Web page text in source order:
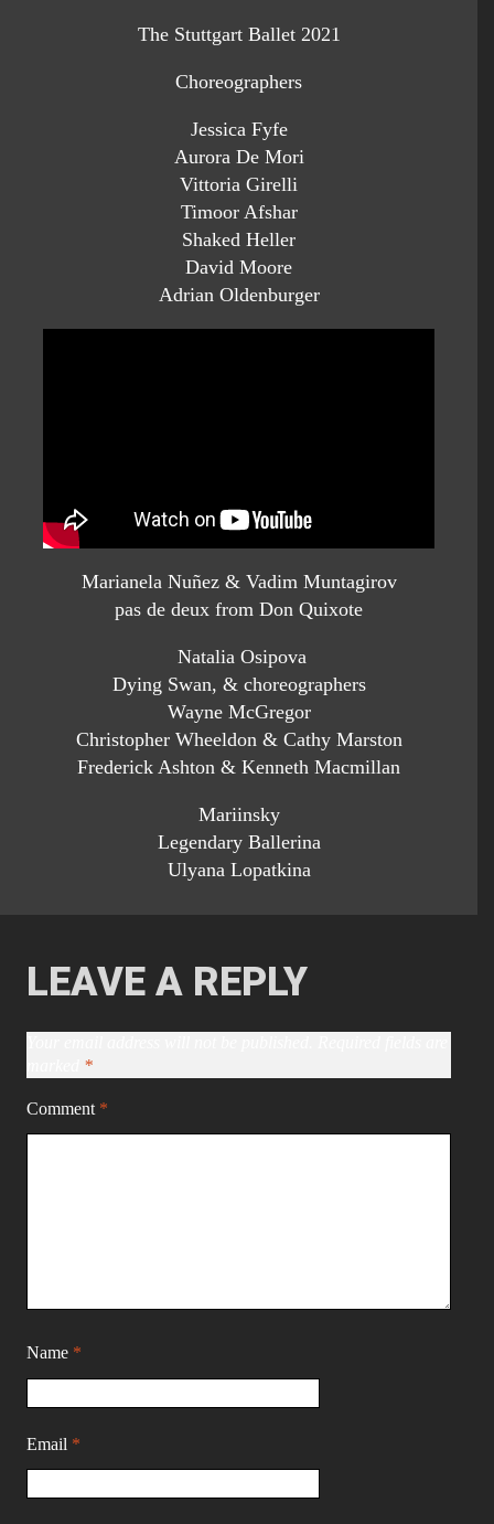
The Stuttgart Ballet 2021
Choreographers
Jessica Fyfe
Aurora De Mori
Vittoria Girelli
Timoor Afshar
Shaked Heller
David Moore
Adrian Oldenburger
Marianela Nuñez & Vadim Muntagirov
pas de deux from Don Quixote
Natalia Osipova
Dying Swan, & choreographers
Wayne McGregor
Christopher Wheeldon & Cathy Marston
Frederick Ashton & Kenneth Macmillan
Mariinsky
Legendary Ballerina
Ulyana Lopatkina
LEAVE A REPLY
*
Comment *
Name *
Email *